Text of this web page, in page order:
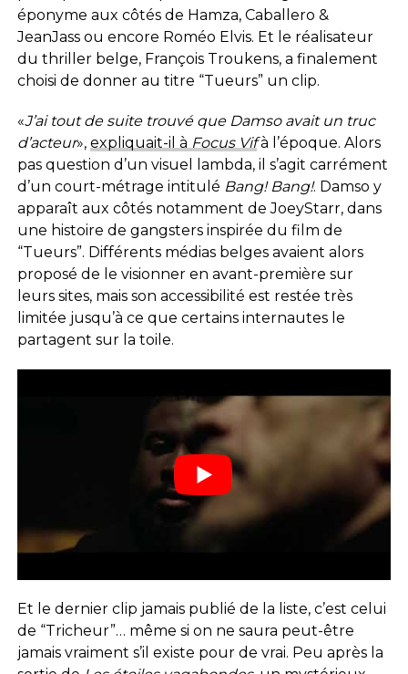
éponyme aux côtés de Hamza, Caballero &
JeanJass ou encore Roméo Elvis. Et le réalisateur
du thriller belge, François Troukens, a finalement
choisi de donner au titre “Tueurs” un clip.
«J’ai tout de suite trouvé que Damso avait un truc
d’acteur», expliquait-il à Focus Vif à l’époque. Alors
pas question d’un visuel lambda, il s’agit carrément
d’un court-métrage intitulé Bang! Bang!. Damso y
apparaît aux côtés notamment de JoeyStarr, dans
une histoire de gangsters inspirée du film de
“Tueurs”. Différents médias belges avaient alors
proposé de le visionner en avant-première sur
leurs sites, mais son accessibilité est restée très
limitée jusqu’à ce que certains internautes le
partagent sur la toile.
Et le dernier clip jamais publié de la liste, c’est celui
de “Tricheur”… même si on ne saura peut-être
jamais vraiment s’il existe pour de vrai. Peu après la